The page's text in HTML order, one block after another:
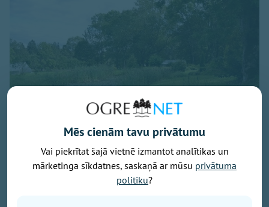
Mēs cienām tavu privātumu
Vai piekrītat šajā vietnē izmantot analītikas un
mārketinga sīkdatnes, saskaņā ar mūsu privātuma
politiku?